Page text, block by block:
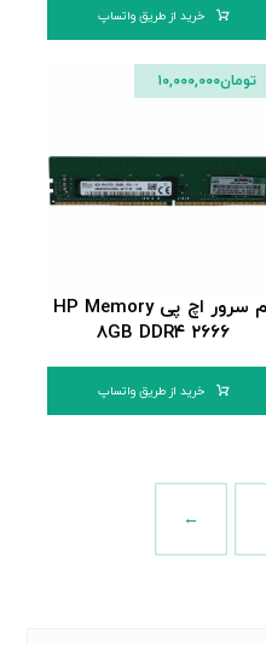
خرید از طریق واتساپ
رم سرور اچ پی HP Memory
۸GB DDR۴ ۲۶۶۶
تومان۱۰,۰۰۰,۰۰۰
خرید از طریق واتساپ
←